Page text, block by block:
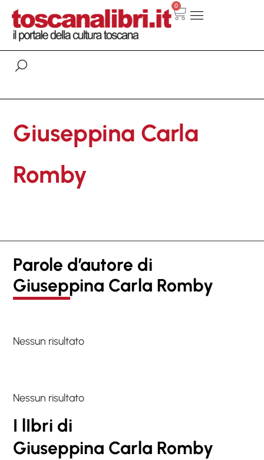
0
Giuseppina Carla
Romby
Parole d’autore di
Giuseppina Carla Romby
Nessun risultato
Nessun risultato
I lIbri di
Giuseppina Carla Romby